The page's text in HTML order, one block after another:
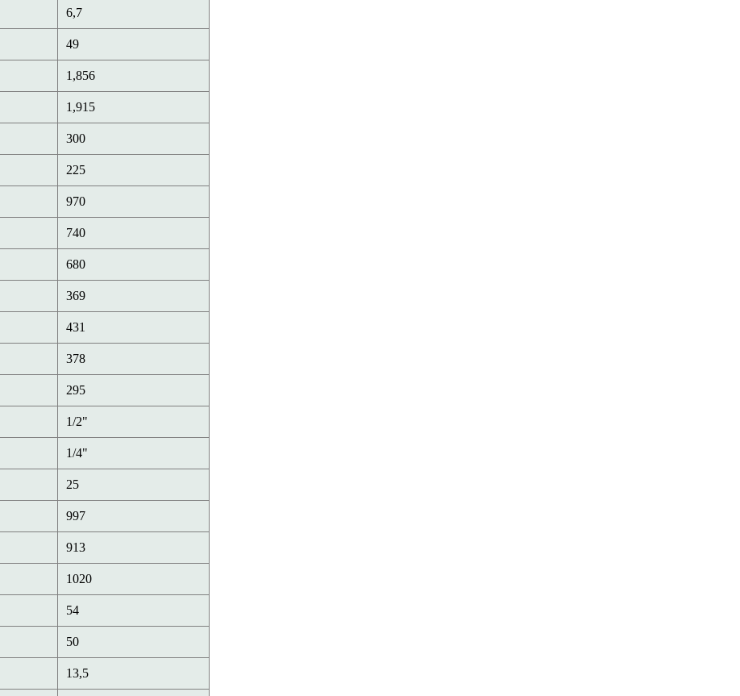
6,7
49
1,856
1,915
300
225
970
740
680
369
431
378
295
1/2"
1/4"
25
997
913
1020
54
50
13,5